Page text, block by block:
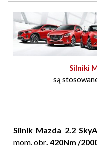
Silniki
są
Silnik Mazda 2.2
mom. obr. 420Nm /